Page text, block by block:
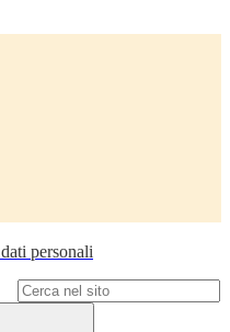
personali